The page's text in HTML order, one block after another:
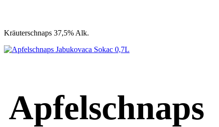
Kräuterschnaps 37,5% Alk.
Apfelschnaps